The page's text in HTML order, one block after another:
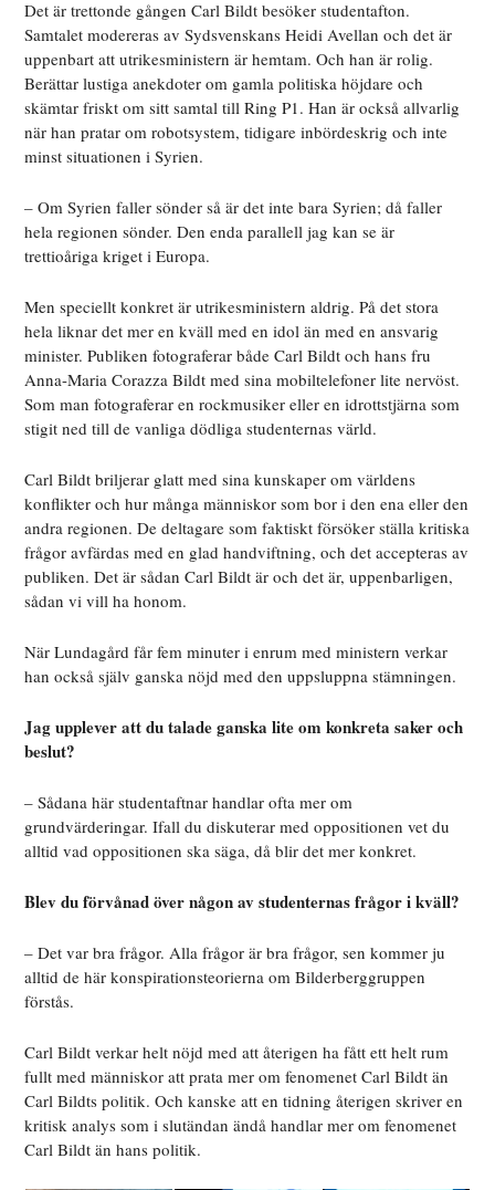
Det är trettonde gången Carl Bildt besöker studentafton.
Samtalet modereras av Sydsvenskans Heidi Avellan och det är
uppenbart att utrikesministern är hemtam. Och han är rolig.
Berättar lustiga anekdoter om gamla politiska höjdare och
skämtar friskt om sitt samtal till Ring P1. Han är också allvarlig
när han pratar om robotsystem, tidigare inbördeskrig och inte
minst situationen i Syrien.
– Om Syrien faller sönder så är det inte bara Syrien; då faller
hela regionen sönder. Den enda parallell jag kan se är
trettioåriga kriget i Europa.
Men speciellt konkret är utrikesministern aldrig. På det stora
hela liknar det mer en kväll med en idol än med en ansvarig
minister. Publiken fotograferar både Carl Bildt och hans fru
Anna-Maria Corazza Bildt med sina mobiltelefoner lite nervöst.
Som man fotograferar en rockmusiker eller en idrottstjärna som
stigit ned till de vanliga dödliga studenternas värld.
Carl Bildt briljerar glatt med sina kunskaper om världens
konflikter och hur många människor som bor i den ena eller den
andra regionen. De deltagare som faktiskt försöker ställa kritiska
frågor avfärdas med en glad handviftning, och det accepteras av
publiken. Det är sådan Carl Bildt är och det är, uppenbarligen,
sådan vi vill ha honom.
När Lundagård får fem minuter i enrum med ministern verkar
han också själv ganska nöjd med den uppsluppna stämningen.
Jag upplever att du talade ganska lite om konkreta saker och
beslut?
– Sådana här studentaftnar handlar ofta mer om
grundvärderingar. Ifall du diskuterar med oppositionen vet du
alltid vad oppositionen ska säga, då blir det mer konkret.
Blev du förvånad över någon av studenternas frågor i kväll?
– Det var bra frågor. Alla frågor är bra frågor, sen kommer ju
alltid de här konspirationsteorierna om Bilderberggruppen
förstås.
Carl Bildt verkar helt nöjd med att återigen ha fått ett helt rum
fullt med människor att prata mer om fenomenet Carl Bildt än
Carl Bildts politik. Och kanske att en tidning återigen skriver en
kritisk analys som i slutändan ändå handlar mer om fenomenet
Carl Bildt än hans politik.